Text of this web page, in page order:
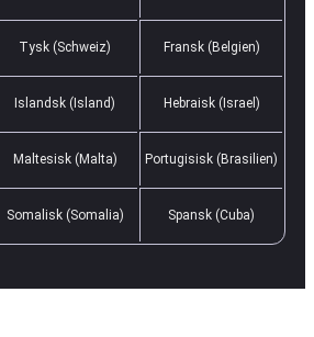
Tysk (Schweiz) Fransk (Belgien)
Islandsk (Island) Hebraisk (Israel)
Maltesisk (Malta) Portugisisk (Brasilien)
Somalisk (Somalia) Spansk (Cuba)